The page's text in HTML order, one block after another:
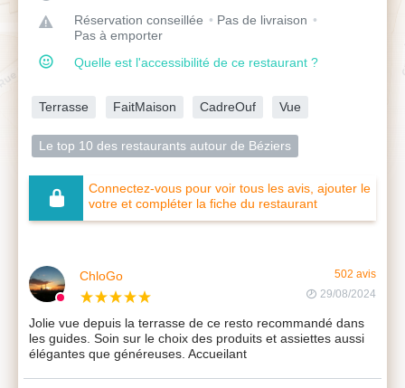
Réservation conseillée
Pas de livraison
Pas à emporter
Quelle est l'accessibilité de ce restaurant ?
Terrasse FaitMaison CadreOuf Vue
Le top 10 des restaurants autour de Béziers
Connectez-vous pour voir tous les avis, ajouter le
votre et compléter la fiche du restaurant
ChloGo
502 avis
29/08/2024
Jolie vue depuis la terrasse de ce resto recommandé dans
les guides. Soin sur le choix des produits et assiettes aussi
élégantes que généreuses. Accueilant